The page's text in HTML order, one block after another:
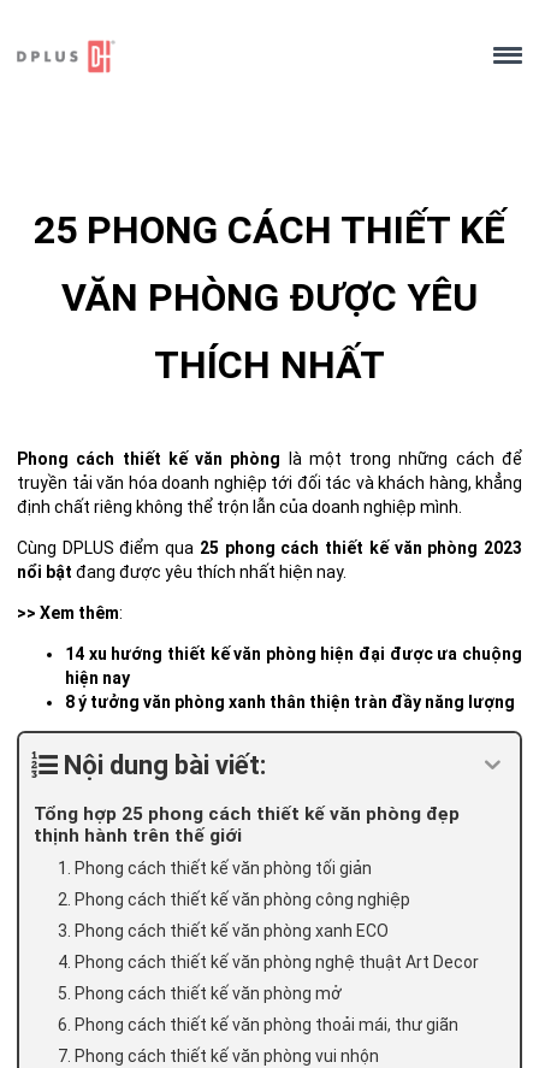
content
25 PHONG CÁCH THIẾT KẾ
VĂN PHÒNG ĐƯỢC YÊU
THÍCH NHẤT
Phong cách thiết kế văn phòng là một trong những cách để
truyền tải văn hóa doanh nghiệp tới đối tác và khách hàng, khẳng
định chất riêng không thể trộn lẫn của doanh nghiệp mình.
Cùng DPLUS điểm qua 25 phong cách thiết kế văn phòng 2023
nổi bật đang được yêu thích nhất hiện nay.
>> Xem thêm:
14 xu hướng thiết kế văn phòng hiện đại được ưa chuộng
hiện nay
8 ý tưởng văn phòng xanh thân thiện tràn đầy năng lượng
Nội dung bài viết:
Tổng hợp 25 phong cách thiết kế văn phòng đẹp
thịnh hành trên thế giới
1. Phong cách thiết kế văn phòng tối giản
2. Phong cách thiết kế văn phòng công nghiệp
3. Phong cách thiết kế văn phòng xanh ECO
4. Phong cách thiết kế văn phòng nghệ thuật Art Decor
5. Phong cách thiết kế văn phòng mở
6. Phong cách thiết kế văn phòng thoải mái, thư giãn
7. Phong cách thiết kế văn phòng vui nhộn